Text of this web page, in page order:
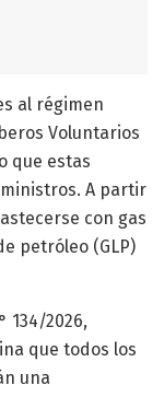
al régimen
Voluntarios
que estas
A partir
con gas
petróleo (GLP)
134/2026,
que todos los
una